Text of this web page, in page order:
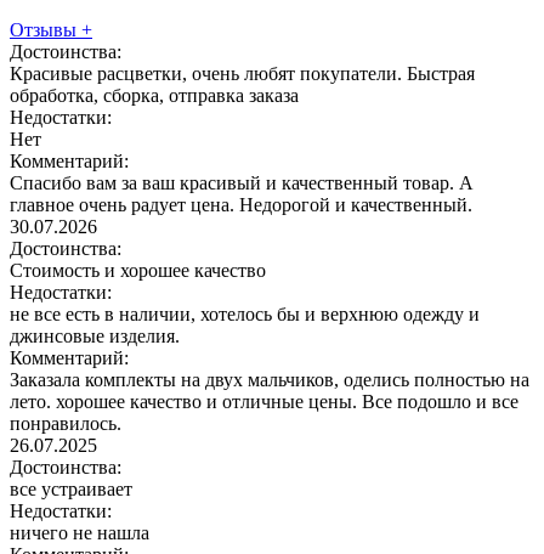
Отзывы +
Достоинства:
Красивые расцветки, очень любят покупатели. Быстрая
обработка, сборка, отправка заказа
Недостатки:
Нет
Комментарий:
Спасибо вам за ваш красивый и качественный товар. А
главное очень радует цена. Недорогой и качественный.
30.07.2026
Достоинства:
Стоимость и хорошее качество
Недостатки:
не все есть в наличии, хотелось бы и верхнюю одежду и
джинсовые изделия.
Комментарий:
Заказала комплекты на двух мальчиков, оделись полностью на
лето. хорошее качество и отличные цены. Все подошло и все
понравилось.
26.07.2025
Достоинства:
все устраивает
Недостатки:
ничего не нашла